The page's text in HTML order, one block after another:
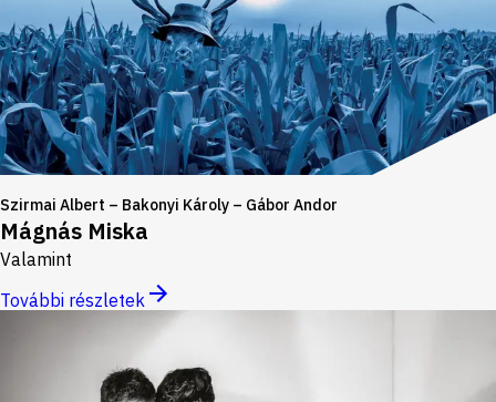
Szirmai Albert – Bakonyi Károly – Gábor Andor
Mágnás Miska
Valamint
További részletek